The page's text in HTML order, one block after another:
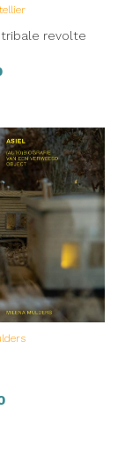
revolte